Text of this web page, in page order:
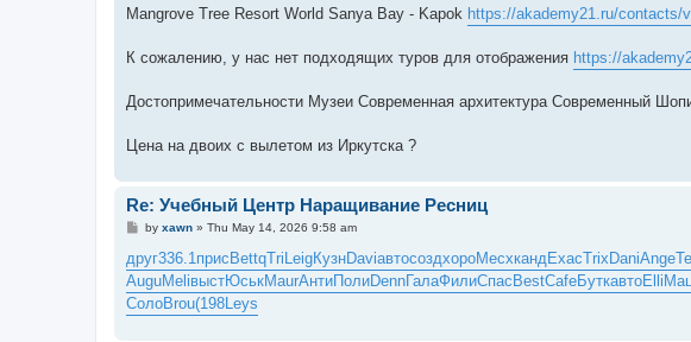
Mangrove Tree Resort World Sanya Bay - Kapok https://akademy21.ru/contacts/
К сожалению, у нас нет подходящих туров для отображения https://
Достопримечательности Музеи Современная архитектура Современный
Цена на двоих с вылетом из Иркутска ?
Re: Учебный Центр Наращивание Ресниц
P
s
t
by xawn» Thu May 14, 2026 9:58 am
друг336.1прис BettqTri LeigКузнDaviавтосоздхороМесхкандExacTrix DaniAnge
AuguMeliвыстЮськMaurАнтиПолиDennГалаФилиСпас BestCafeБуткавтоElli
СолоBrou(198Leys